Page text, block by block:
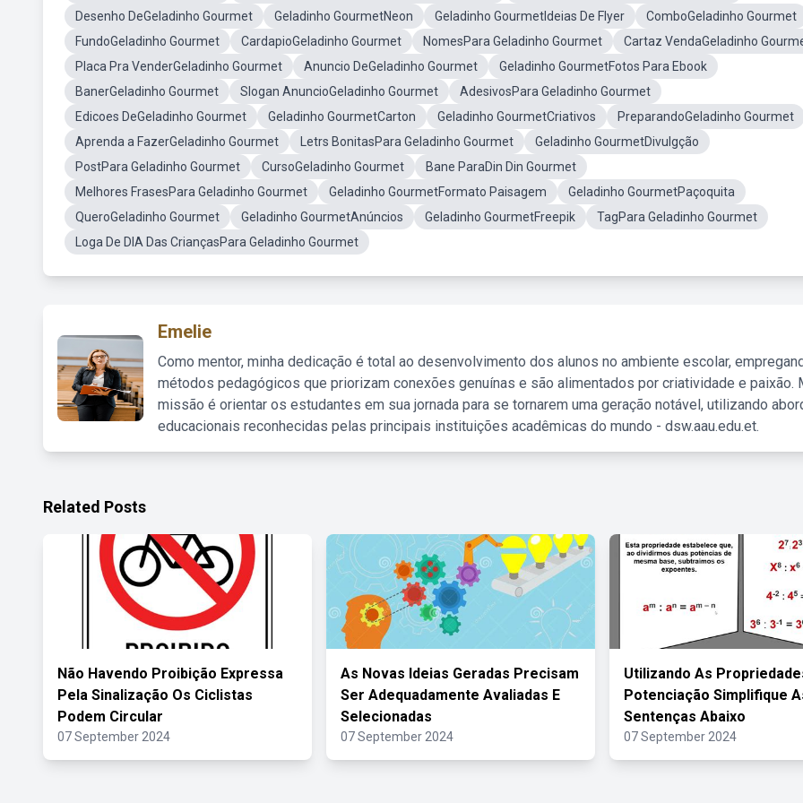
Desenho DeGeladinho Gourmet
Geladinho GourmetNeon Geladinho GourmetIdeias De Flyer
ComboGeladinho Gourmet
FundoGeladinho Gourmet
CardapioGeladinho Gourmet NomesPara Geladinho Gourmet
Cartaz VendaGeladinho
Placa Pra VenderGeladinho Gourmet
Anuncio DeGeladinho Gourmet
Geladinho GourmetFotos Para Ebook
BanerGeladinho Gourmet
Slogan AnuncioGeladinho Gourmet
AdesivosPara Geladinho Gourmet
Edicoes DeGeladinho Gourmet
Geladinho GourmetCarton Geladinho GourmetCriativos
PreparandoGeladinho Gourmet
Aprenda a FazerGeladinho Gourmet
Letrs BonitasPara Geladinho Gourmet
Geladinho GourmetDivulgção
PostPara Geladinho Gourmet
CursoGeladinho Gourmet
Bane ParaDin Din Gourmet
Melhores FrasesPara Geladinho Gourmet
Geladinho GourmetFormato Paisagem
Geladinho GourmetPaçoquita
QueroGeladinho Gourmet
Geladinho GourmetAnúncios Geladinho GourmetFreepik
TagPara Geladinho Gourmet
Loga De DIA Das CriançasPara Geladinho Gourmet
Emelie
Como mentor, minha dedicação é total ao desenvolvimento dos alunos no ambiente escolar,
métodos pedagógicos que priorizam conexões genuínas e são alimentados por criatividade e paixão.
missão é orientar os estudantes em sua jornada para se tornarem uma geração notável, utilizando
educacionais reconhecidas pelas principais instituições acadêmicas do mundo - dsw.aau.edu.et.
Related Posts
Não Havendo Proibição Expressa
Pela Sinalização Os Ciclistas
Podem Circular
07 September 2024
As Novas Ideias Geradas Precisam
Ser Adequadamente Avaliadas E
Selecionadas
07 September 2024
Utilizando As
Potenciação Simplifique
Sentenças Abaixo
07 September 2024